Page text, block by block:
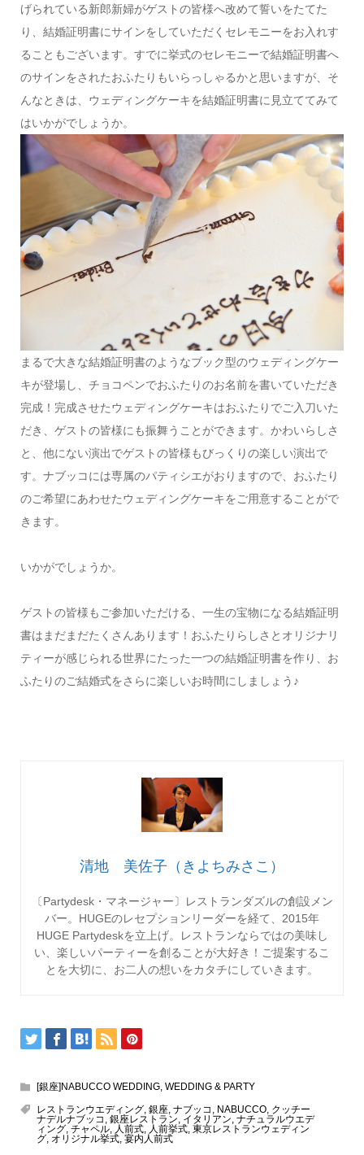
げられている新郎新婦がゲストの皆様へ改めて誓いをたてた
り、結婚証明書にサインをしていただくセレモニーをお入れす
ることもございます。すでに挙式のセレモニーで結婚証明書へ
のサインをされたおふたりもいらっしゃるかと思いますが、そ
んなときは、ウェディングケーキを結婚証明書に見立ててみて
はいかがでしょうか。
まるで大きな結婚証明書のようなブック型のウェディングケー
キが登場し、チョコペンでおふたりのお名前を書いていただき
完成！完成させたウェディングケーキはおふたりでご入刀いた
だき、ゲストの皆様にも振舞うことができます。かわいらしさ
と、他にない演出でゲストの皆様もびっくりの楽しい演出で
す。ナブッコには専属のパティシエがおりますので、おふたり
のご希望にあわせたウェディングケーキをご用意することがで
きます。
いかがでしょうか。
ゲストの皆様もご参加いただける、一生の宝物になる結婚証明
書はまだまだたくさんあります！おふたりらしさとオリジナリ
ティーが感じられる世界にたった一つの結婚証明書を作り、お
ふたりのご結婚式をさらに楽しいお時間にしましょう♪
清地 美佐子（きよちみさこ）
〔Partydesk・マネージャー〕レストランダズルの創設メン
バー。HUGEのレセプションリーダーを経て、2015年
HUGE Partydeskを立上げ。レストランならではの美味し
い、楽しいパーティーを創ることが大好き！ご提案するこ
とを大切に、お二人の想いをカタチにしていきます。
[銀座]NABUCCO WEDDING, WEDDING & PARTY
レストランウエディング, 銀座, ナブッコ , NABUCCO, クッチー
ナデルナブッコ , 銀座レストラン, イタリアン, ナチュラルウエデ
ィング, チャペル, 人前式, 人前挙式, 東京レストランウェディン
グ, オリジナル挙式, 宴内人前式